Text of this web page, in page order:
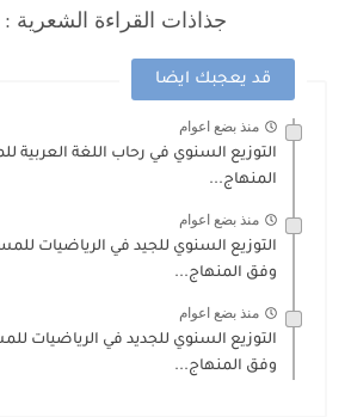
جذاذات القراءة الشعرية :
قد يعجبك ايضا
منذ بضع اعوام
المنهاج...
منذ بضع اعوام
وفق المنهاج...
منذ بضع اعوام
وفق المنهاج...